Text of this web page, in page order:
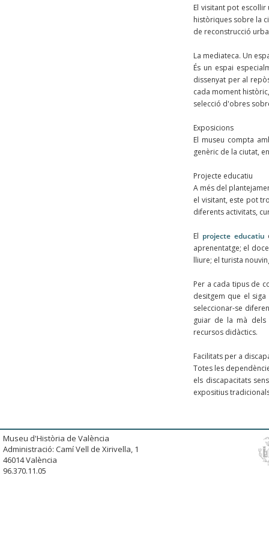
El visitant pot
històriques sobre la
de reconstrucció
La mediateca. Un
És un espai
dissenyat per al
cada moment
selecció d'obres
Exposicions
El museu compta
genèric de la ciutat,
Projecte educatiu
A més del
el visitant, este pot
diferents activitats,
El projecte educatiu
aprenentatge; el
lliure; el turista
Per a cada tipus de
desitgem que el
seleccionar-se
guiar de la mà dels
recursos didàctics.
Facilitats per a
Totes les
els discapacitats
expositius
Museu d'Història de València
Administració: Camí Vell de Xirivella, 1
46014 València
96.370.11.05